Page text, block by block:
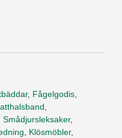
, Fågelgodis
Smådjursleksaker,
Klösmöbler,